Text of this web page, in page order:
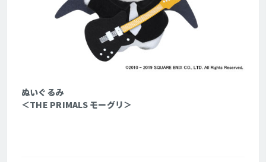
ぬいぐるみ
＜THE PRIMALS モーグリ＞